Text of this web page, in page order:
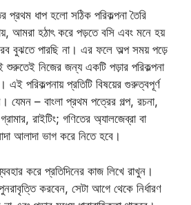
প্রথম ধাপ হলো সঠিক পরিকল্পনা তৈরি
আমরা হঠাৎ করে পড়তে বসি এবং মনে হয়
বুঝতে পারছি না। এর ফলে অল্প সময় পড়ে
শুরুতেই নিজের জন্য একটি পড়ার পরিকল্পনা
এই পরিকল্পনায় প্রতিটি বিষয়ের গুরুত্বপূর্ণ
যেমন – বাংলা প্রথম পত্রের গল্প, রচনা,
রাইটিং; গণিতের অ্যালজেব্রা বা
আলাদা ভাগ করে নিতে হবে।
করে প্রতিদিনের কাজ লিখে রাখুন।
করবেন, সেটা আগে থেকে নির্ধারণ